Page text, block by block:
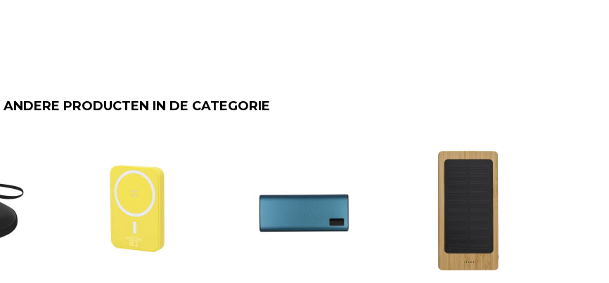
ANDERE PRODUCTEN IN DE CATEGORIE